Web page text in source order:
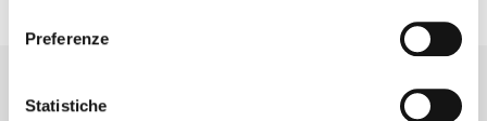
Preferenze
Statistiche
“Summertime Blue”,